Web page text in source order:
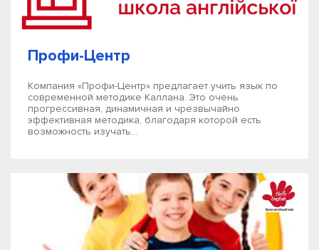
Профи-Центр
Компания «Профи-Центр» предлагает учить язык по
современной методике Каллана. Это очень
прогрессивная, динамичная и чрезвычайно
эффективная методика, благодаря которой есть
возможность изучать...